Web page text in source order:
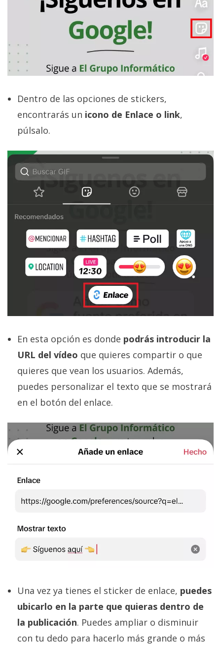
Dentro de las opciones de stickers,
encontrarás un icono de Enlace o link,
púlsalo.
En esta opción es donde podrás introducir la
URL del vídeo que quieres compartir o que
quieres que vean los usuarios. Además,
puedes personalizar el texto que se mostrará
en el botón del enlace.
Una vez ya tienes el sticker de enlace, puedes
ubicarlo en la parte que quieras dentro de
la publicación. Puedes ampliar o disminuir
con tu dedo para hacerlo más grande o más